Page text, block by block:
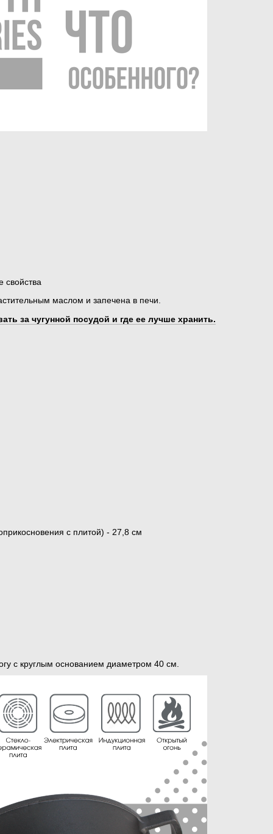
свойства
маслом и запечена в печи.
за чугунной посудой и где ее лучше хранить.
с плитой) - 27,8 см
с круглым основанием диаметром 40 см.